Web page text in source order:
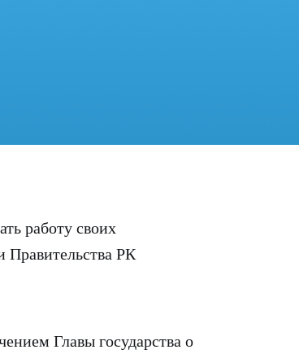
работу своих
Правительства РК
Главы государства о